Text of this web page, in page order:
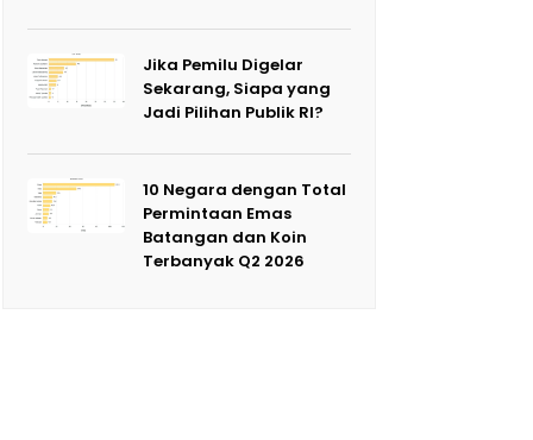
Jika Pemilu Digelar
Sekarang, Siapa yang
Jadi Pilihan Publik RI?
10 Negara dengan Total
Permintaan Emas
Batangan dan Koin
Terbanyak Q2 2026